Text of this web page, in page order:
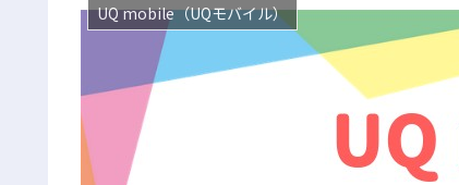
UQ mobile（UQモバイル）